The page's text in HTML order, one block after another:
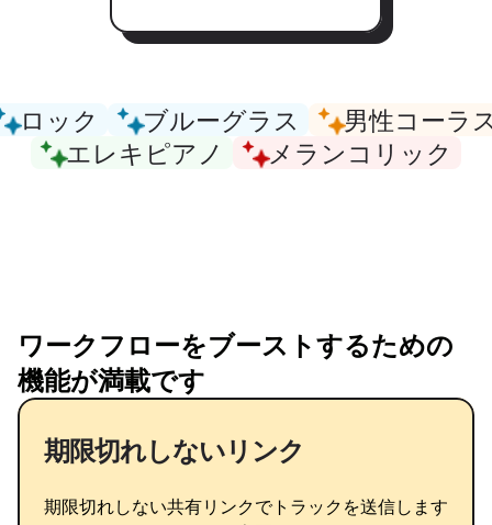
ロック ブルーグラス
男性コーラ
エレキピアノ
メランコリック
ワークフローをブーストするための
機能が満載です
期限切れしないリンク
期限切れしない共有リンクでトラックを送信します